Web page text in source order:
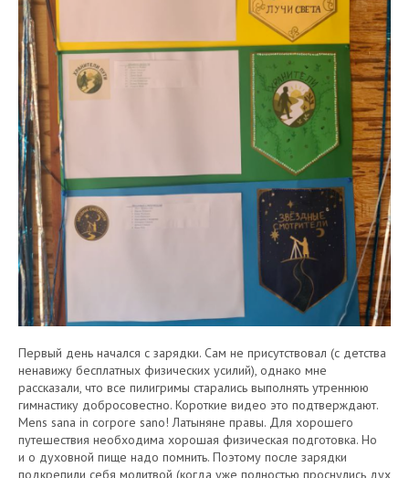
Первый день начался с зарядки. Сам не присутствовал (с детства
ненавижу бесплатных физических усилий), однако мне
рассказали, что все пилигримы старались выполнять утреннюю
гимнастику добросовестно. Короткие видео это подтверждают.
Mens sana in corpore sano! Латыняне правы. Для хорошего
путешествия необходима хорошая физическая подготовка. Но
и о духовной пище надо помнить. Поэтому после зарядки
подкрепили себя молитвой (когда уже полностью проснулись дух